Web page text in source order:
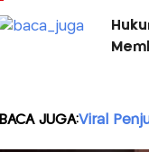
BACA JUGA:Viral